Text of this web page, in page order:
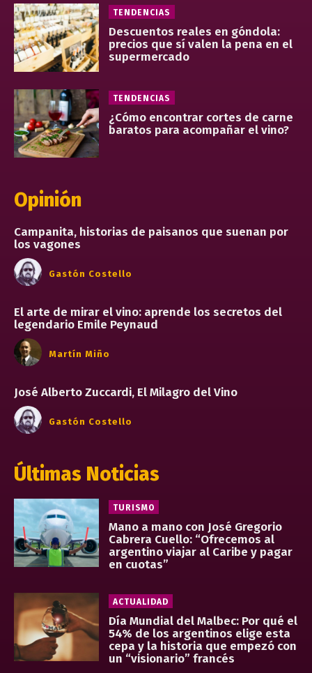
TENDENCIAS
Descuentos reales en góndola:
precios que sí valen la pena en el
supermercado
TENDENCIAS
¿Cómo encontrar cortes de carne
baratos para acompañar el vino?
Opinión
Campanita, historias de paisanos que suenan por
los vagones
Gastón Costello
El arte de mirar el vino: aprende los secretos del
legendario Emile Peynaud
Martín Miño
José Alberto Zuccardi, El Milagro del Vino
Gastón Costello
Últimas Noticias
TURISMO
Mano a mano con José Gregorio
Cabrera Cuello: “Ofrecemos al
argentino viajar al Caribe y pagar
en cuotas”
ACTUALIDAD
Día Mundial del Malbec: Por qué el
54% de los argentinos elige esta
cepa y la historia que empezó con
un “visionario” francés